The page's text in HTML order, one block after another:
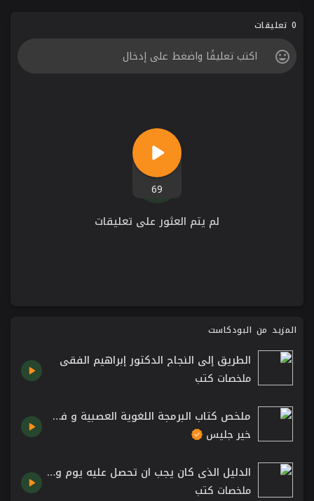
69
0 تعليقات
لم يتم العثور على تعليقات
المزيد من البودكاست
الطريق إلى النجاح الدكتور إبراهيم الفقي
ملخصات كتب
ملخص كتاب البرمجة اللغوية العصبية و فن الإتصال اللامحدود بقلم ابراهيم الفقي
خير جليس
الدليل الذي كان يجب ان تحصل عليه يوم ولادتـك كتاب دليل الحياة المفقود الدكتور جو فيتالي
ملخصات كتب